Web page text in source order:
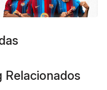
Relacionados